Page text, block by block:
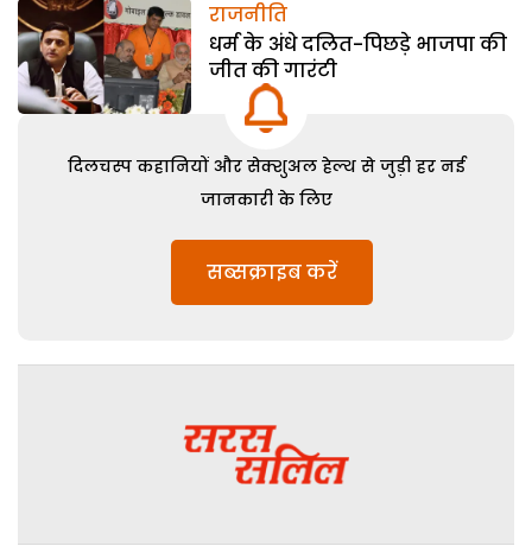
राजनीति
धर्म के अंधे दलित-पिछड़े भाजपा की
जीत की गारंटी
दिलचस्प कहानियों और सेक्शुअल हेल्थ से जुड़ी हर नई
जानकारी के लिए
सब्सक्राइब करें